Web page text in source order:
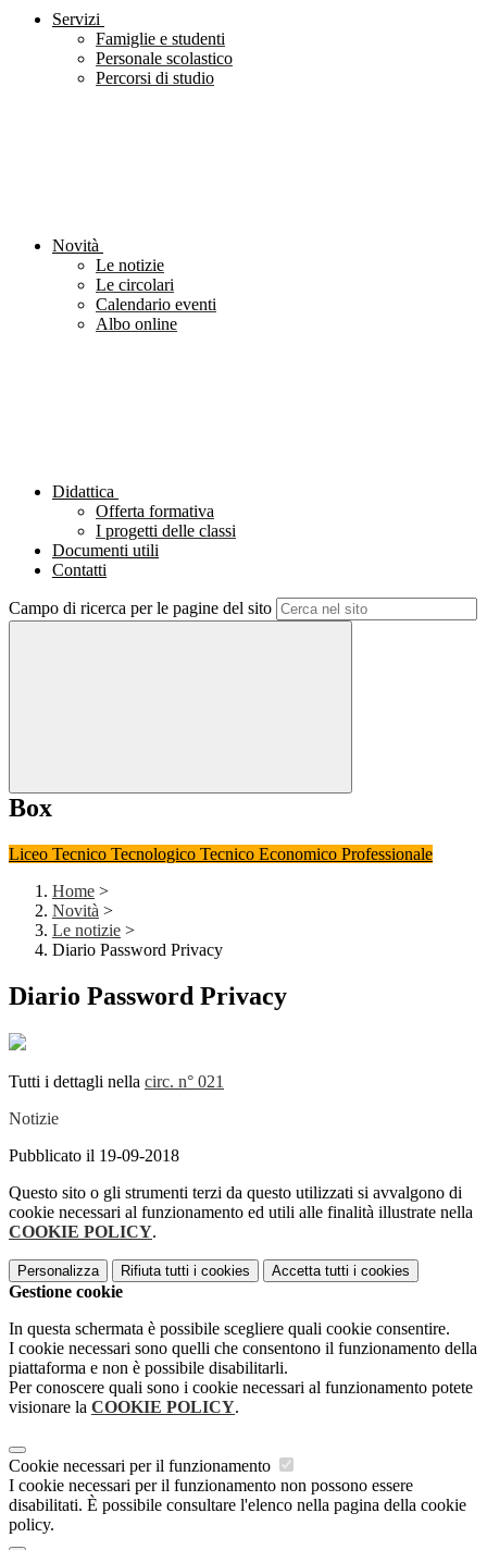
Servizi
Famiglie e studenti
Personale scolastico
Percorsi di studio
Novità
Le notizie
Le circolari
Calendario eventi
Albo online
Didattica
Offerta formativa
I progetti delle classi
Documenti utili
Contatti
Campo di ricerca per le pagine del sito
Box
Liceo Tecnico Tecnologico Tecnico Economico Professionale
Home >
Novità >
Le notizie >
Diario Password Privacy
Diario Password Privacy
Tutti i dettagli nella circ. n° 021
Notizie
Pubblicato il 19-09-2018
Questo sito o gli strumenti terzi da questo utilizzati si avvalgono di
cookie necessari al funzionamento ed utili alle finalità illustrate nella
COOKIE POLICY.
Personalizza Rifiuta tutti i cookies Accetta tutti i cookies
Gestione cookie
In questa schermata è possibile scegliere quali cookie consentire.
I cookie necessari sono quelli che consentono il funzionamento della
piattaforma e non è possibile disabilitarli.
Per conoscere quali sono i cookie necessari al funzionamento potete
visionare la COOKIE POLICY.
Cookie necessari per il funzionamento
I cookie necessari per il funzionamento non possono essere
disabilitati. È possibile consultare l'elenco nella pagina della cookie
policy.